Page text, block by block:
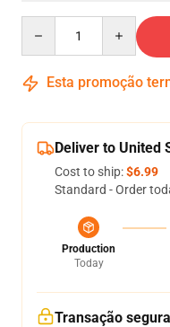
Esta promoção
Deliver to United
Cost to ship:$6.99
Standard - Order
Production
Today
Transação segura